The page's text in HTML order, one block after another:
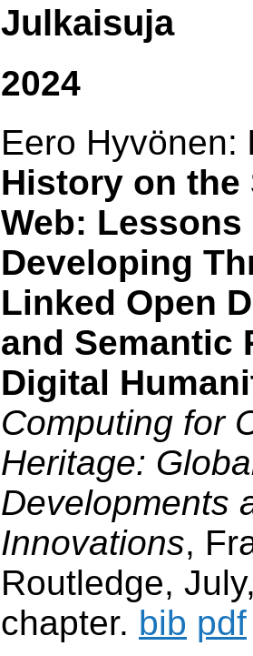
Julkaisuja
2024
Eero Hyvönen:
History on the
Web:
Developing
Linked Open
and Semantic
Digital
Computing for
Heritage:
Developments
Innovations,
Routledge,
chapter. bib pdf